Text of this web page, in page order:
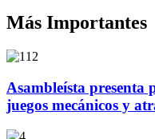
Más Importantes
Asambleísta presenta
juegos mecánicos y